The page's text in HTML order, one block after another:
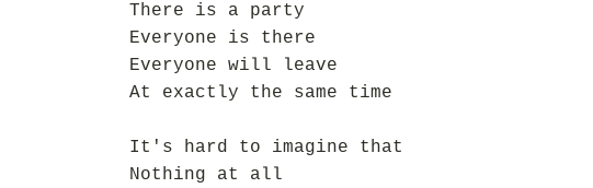
There is a party
Everyone is there
Everyone will leave
At exactly the same time
It's hard to imagine that
Nothing at all